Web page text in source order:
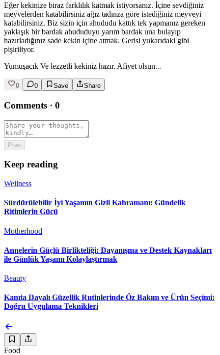
Eğer kekinize biraz farklılık katmak istiyorsanız. İçine sevdiğiniz
meyvelerden katabilirsiniz ağız tadınza göre istediğiniz meyveyi
katabilirsiniz. Biz sizin için ahududu kattık tek yapmanız gereken
yaklaşık bir bardak ahududuyu yarım bardak una bulayıp
hazırladığınız sade kekin içine atmak. Gerisi yukarıdaki gibi
pişiriliyor.
Yumuşacık Ve lezzetli kekiniz hazır. Afiyet olsun...
0 0 Save Share
Comments · 0
Post
Keep reading
Wellness
Sürdürülebilir İyi Yaşamın Gizli Kahramanı: Gündelik
Ritimlerin Gücü
Motherhood
Annelerin Güçlü Birlikteliği: Dayanışma ve Destek Kaynakları
ile Günlük Yaşamı Kolaylaştırmak
Beauty
Kanıta Dayalı Güzellik Rutinlerinde Öz Bakım ve Ürün Seçimi:
Doğru Uygulama Teknikleri
Food